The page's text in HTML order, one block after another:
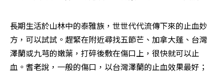
長期生活於山林中的泰雅族，世世代代流傳下來的止血妙
方，可以試試。趕緊在附近尋找五節芒、加拿大蓬、台灣
澤蘭或九芎的嫩葉，打碎後敷在傷口上，很快就可以止
血。耆老說，一般的傷口，以台灣澤蘭的止血效果最好；